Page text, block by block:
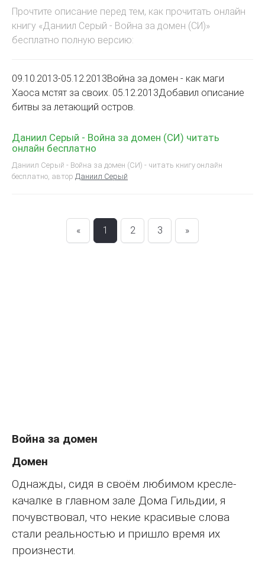
Прочтите описание перед тем, как прочитать онлайн
книгу «Даниил Серый - Война за домен (СИ)»
бесплатно полную версию:
09.10.2013-05.12.2013Война за домен - как маги
Хаоса мстят за своих. 05.12.2013Добавил описание
битвы за летающий остров.
Даниил Серый - Война за домен (СИ) читать
онлайн бесплатно
Даниил Серый - Война за домен (СИ) - читать книгу онлайн
бесплатно, автор Даниил Серый
« 1 2 3 »
Война за домен
Домен
Однажды, сидя в своём любимом кресле-
качалке в главном зале Дома Гильдии, я
почувствовал, что некие красивые слова
стали реальностью и пришло время их
произнести.